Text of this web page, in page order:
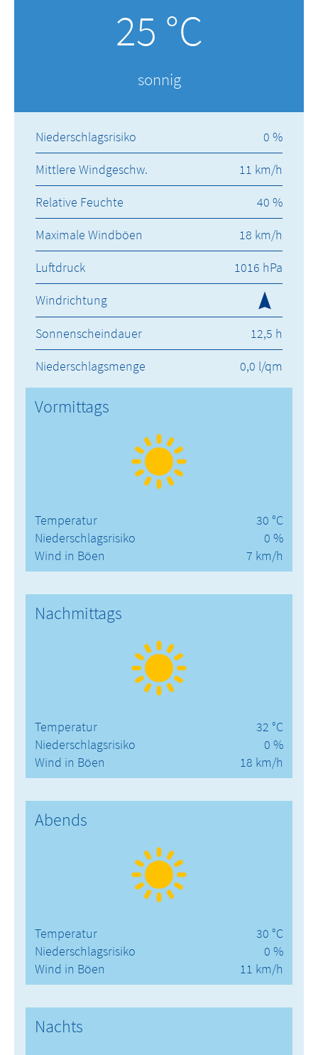
25 °C
sonnig
Niederschlagsrisiko
0 %
Mittlere Windgeschw.
11 km/h
Relative Feuchte
40 %
Maximale Windböen
18 km/h
Luftdruck
1016 hPa
Windrichtung
Sonnenscheindauer
12,5 h
Niederschlagsmenge
0,0 l/qm
Vormittags
Temperatur
Niederschlagsrisiko
Wind in Böen
30 °C
0 %
7 km/h
Nachmittags
Temperatur
Niederschlagsrisiko
Wind in Böen
32 °C
0 %
18 km/h
Abends
Temperatur
Niederschlagsrisiko
Wind in Böen
30 °C
0 %
11 km/h
Nachts